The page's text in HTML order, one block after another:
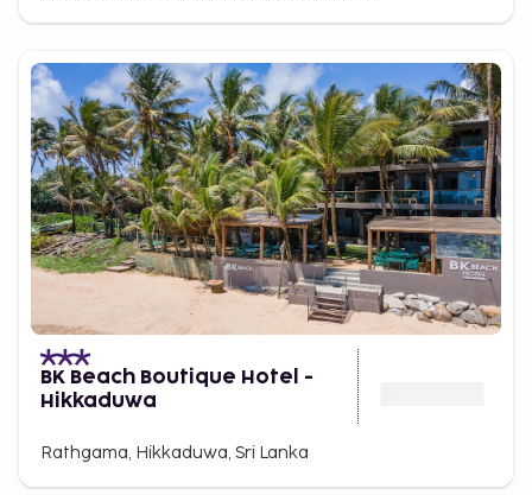
BK Beach Boutique Hotel -
Hikkaduwa
Rathgama, Hikkaduwa, Sri Lanka